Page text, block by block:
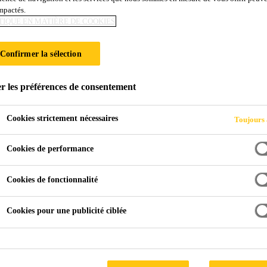
Sika pour les applications de moulage
les filtres à eau et les filtres de dialyse.
EN MATIÈRE DE COOKIES
Confirmer la sélection
les préférences de consentement
Cookies strictement nécessaires Toujours
Cookies de performance
Cookies de fonctionnalité
Cookies pour une publicité ciblée